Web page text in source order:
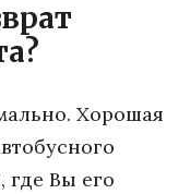
Хорошая
где Вы его